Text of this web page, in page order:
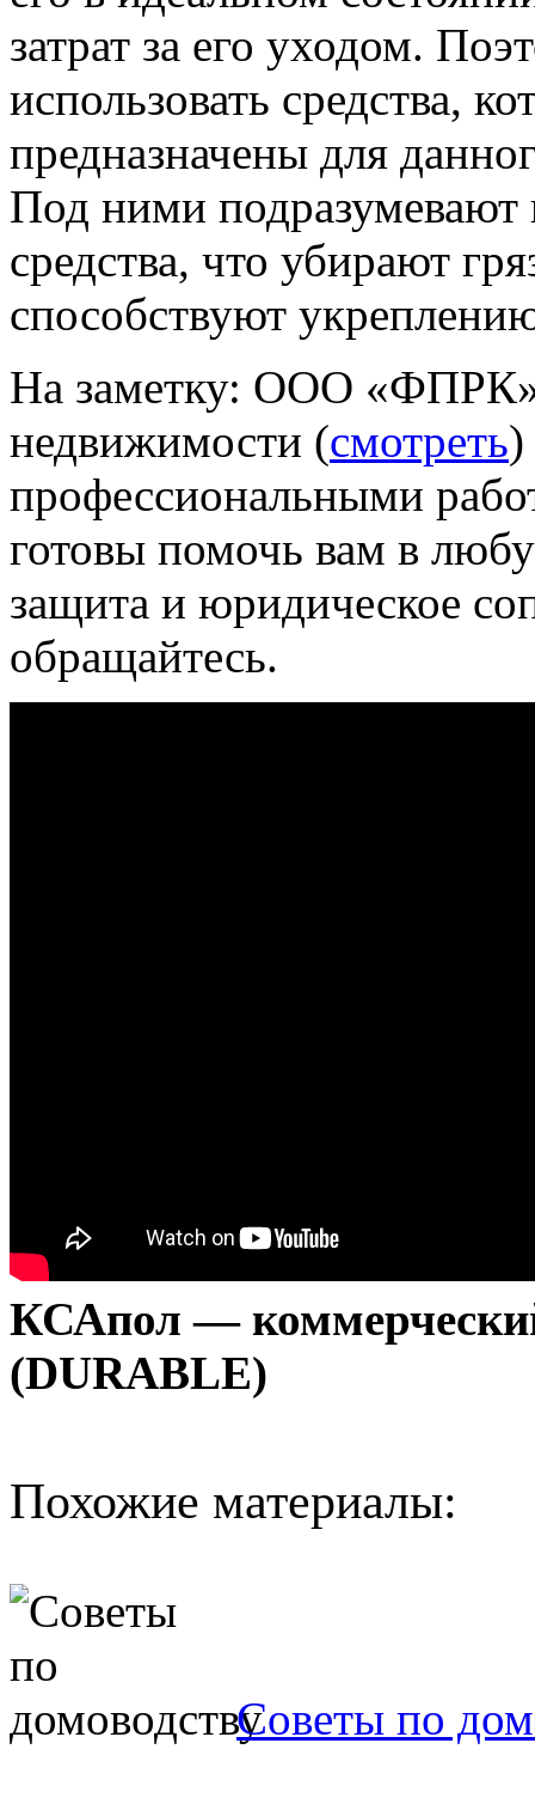
затрат за его уходом.
использовать средства,
предназначены для
Под ними подразумевают
средства, что убирают
способствуют
На заметку: ООО
недвижимости (смотреть)
профессиональными
готовы помочь вам в
защита и юридическое
обращайтесь.
КСАпол —
(DURABLE)
Похожие материалы:
Советы по